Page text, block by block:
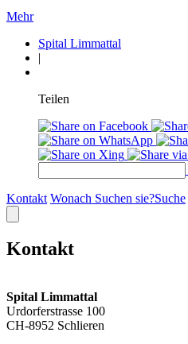
Mehr
Spital Limmattal
|
Teilen
Kontakt Wonach Suchen sie?Suche
Kontakt
Spital Limmattal
Urdorferstrasse 100
CH-8952 Schlieren